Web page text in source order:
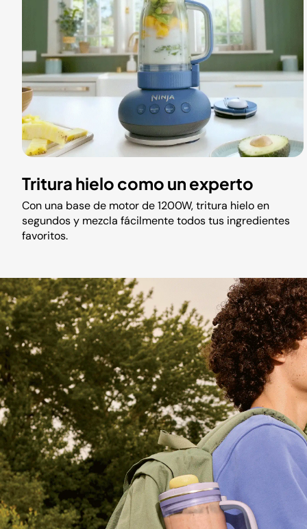
Tritura hielo como un experto
Con una base de motor de 1200W, tritura hielo en
segundos y mezcla fácilmente todos tus ingredientes
favoritos.